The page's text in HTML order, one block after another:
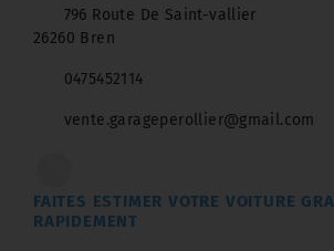
796 Route De Saint-vallier
26260 Bren
0475452114
vente.garageperollier@gmail.com
FAITES ESTIMER VOTRE VOITURE
RAPIDEMENT